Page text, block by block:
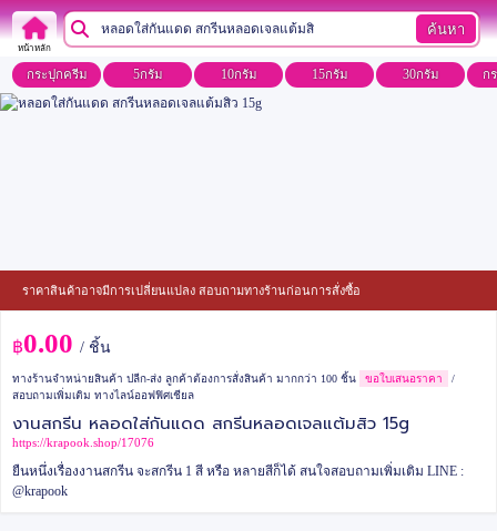
หน้าหลัก
ค้นหา
กระปุกครีม 5กรัม 10กรัม 15กรัม 30กรัม ก
ราคาสินค้าอาจมีการเปลี่ยนแปลง สอบถามทางร้านก่อนการสั่งซื้อ
฿0.00 / ชิ้น
ทางร้านจำหน่ายสินค้า ปลีก-ส่ง ลูกค้าต้องการสั่งสินค้า มากกว่า 100 ชิ้น ขอใบเสนอราคา
/
สอบถามเพิ่มเติม ทางไลน์ออฟฟิศเชียล
งานสกรีน หลอดใส่กันแดด สกรีนหลอดเจลแต้มสิว 15g
https://krapook.shop/17076
ยืนหนึ่งเรื่องงานสกรีน จะสกรีน 1 สี หรือ หลายสีก็ได้ สนใจสอบถามเพิ่มเติม LINE :
@krapook